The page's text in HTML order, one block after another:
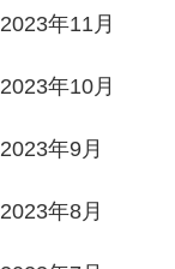
2023年11月
2023年10月
2023年9月
2023年8月